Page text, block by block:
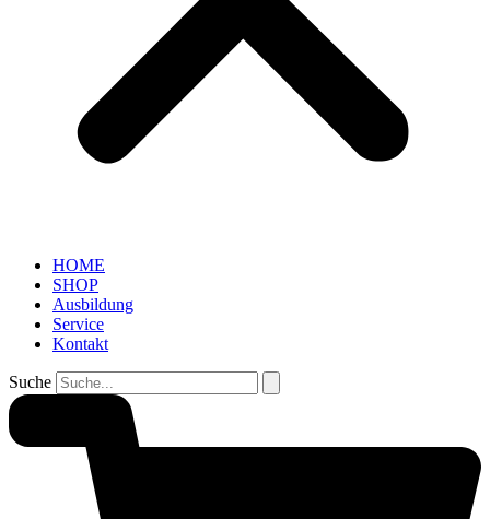
HOME
SHOP
Ausbildung
Service
Kontakt
Suche